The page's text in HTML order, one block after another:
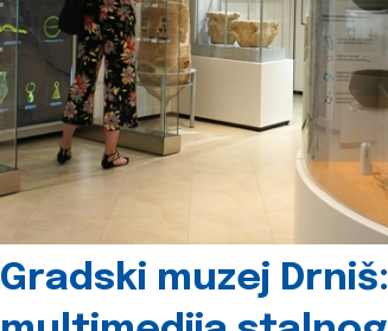
Gradski muzej Drniš: